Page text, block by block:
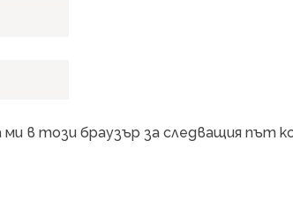
ми в този браузър за следващия път